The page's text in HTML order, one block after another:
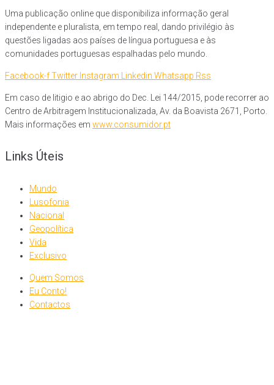
Uma publicação online que disponibiliza informação geral
independente e pluralista, em tempo real, dando privilégio às
questões ligadas aos países de língua portuguesa e às
comunidades portuguesas espalhadas pelo mundo.
Facebook-fTwitter Instagram Linkedin Whatsapp Rss
Em caso de litigio e ao abrigo do Dec. Lei 144/2015, pode recorrer ao
Centro de Arbitragem Institucionalizada, Av. da Boavista 2671, Porto.
Mais informações em www.consumidor.pt
Links Úteis
Mundo
Lusofonia
Nacional
Geopolítica
Vida
Exclusivo
Quem Somos
Eu Conto!
Contactos